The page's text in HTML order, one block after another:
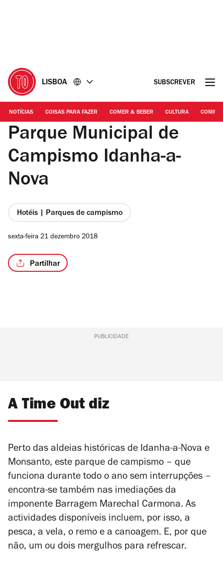
LISBOA SUBSCREVER
NOTÍCIAS COISAS PARA FAZER COMER & BEBER CULTURA
Parque Municipal de
Campismo Idanha-a-
Nova
Hotéis | Parques de campismo
sexta-feira 21 dezembro 2018
Partilhar
PUBLICIDADE
A Time Out diz
Perto das aldeias históricas de Idanha-a-Nova e
Monsanto, este parque de campismo – que
funciona durante todo o ano sem interrupções –
encontra-se também nas imediações da
imponente Barragem Marechal Carmona. As
actividades disponíveis incluem, por isso, a
pesca, a vela, o remo e a canoagem. E, por que
não, um ou dois mergulhos para refrescar.